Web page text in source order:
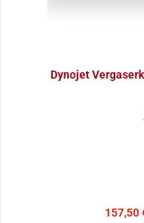
Dynojet
157,50